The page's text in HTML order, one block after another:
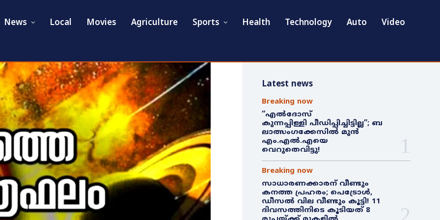
News Local Movies Agriculture Sports Health Technology Auto Video
Latest news
Breaking now
“എൽദോസ്
കുന്നപ്പിള്ളി പീഡിപ്പിച്ചിട്ടില്ല”; ബ
ലാത്സംഗക്കേസിൽ മുൻ
എം.എൽ.എയെ
വെറുതെവിട്ടു!
Breaking now
സാധാരണക്കാരന് വീണ്ടും
കനത്ത പ്രഹരം; പെട്രോൾ,
ഡീസൽ വില വീണ്ടും കൂട്ടി! 11
ദിവസത്തിനിടെ കൂടിയത് 8